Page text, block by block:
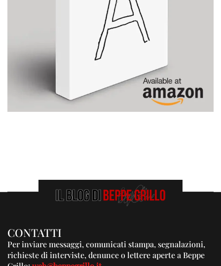
CONTATTI
Per inviare messaggi, comunicati stampa, segnalazioni,
richieste di interviste, denunce o lettere aperte a Beppe